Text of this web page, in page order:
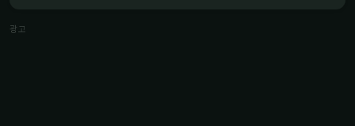
광고